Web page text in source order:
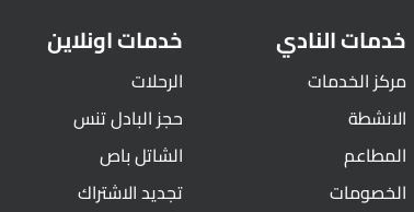
خدمات النادي
مركز الخدمات
الانشطة
المطاعم
الخصومات
خدمات اونلاين
الرحلات
حجز البادل تنس
الشاتل باص
تجديد الاشتراك